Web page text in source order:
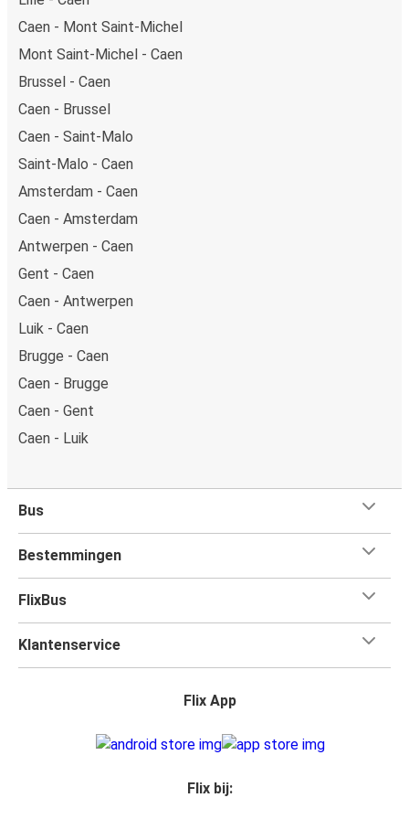
Caen - Mont Saint-Michel
Mont Saint-Michel - Caen
Brussel - Caen
Caen - Brussel
Caen - Saint-Malo
Saint-Malo - Caen
Amsterdam - Caen
Caen - Amsterdam
Antwerpen - Caen
Gent - Caen
Caen - Antwerpen
Luik - Caen
Brugge - Caen
Caen - Brugge
Caen - Gent
Caen - Luik
Bus
Bestemmingen
FlixBus
Klantenservice
Flix App
Flix bij: